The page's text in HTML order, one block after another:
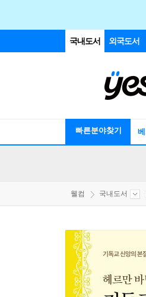
국내도서 외국도서
빠른분야찾기
웰컴 국내도서